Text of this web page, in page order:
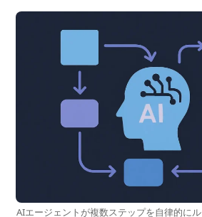
AIエージェントが複数ステップを自律的に